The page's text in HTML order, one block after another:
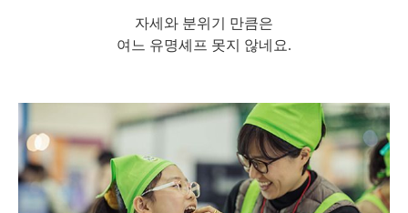
자세와 분위기 만큼은
여느 유명셰프 못지 않네요.